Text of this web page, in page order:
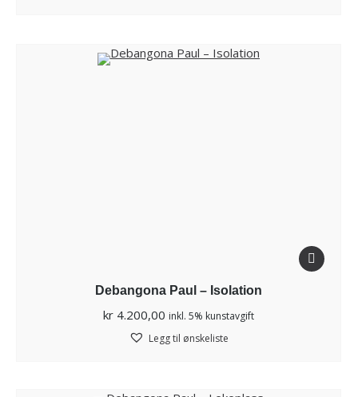
Debangona Paul – Isolation
kr 4.200,00 inkl. 5% kunstavgift
Legg til ønskeliste